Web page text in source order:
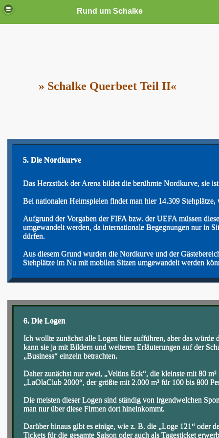
Rund um Schalke
» Schalke Querbeet Teil II«
5. Die Nordkurve
Das Herzstück der Arena bildet die berühmte Nordkurve, sie
Bei nationalen Heimspielen findet man hier 14.309
Aufgrund der Vorgaben der FIFA bzw. der UEFA müssen
umgewandelt werden, da internationale Begegnungen nur in
dürfen.
Aus diesem Grund wurden die Nordkurve und der
Stehplätze im Nu mit mobilen Sitzen umgewandelt werden
6. Die Logen
Ich wollte zunächst alle Logen hier aufführen, aber das würde
kann sie ja mit Bildern und weiteren Erläuterungen auf der
„Business“ einzeln betrachten.
Daher zunächst nur zwei, „Veltins Eck“, die kleinste mit 80
„LaOlaClub 2000“, der größte mit 2.000 m² für 100 bis 800
Die meisten dieser Logen sind ständig von irgendwelchen
man nur über diese Firmen dort hineinkommt.
Darüber hinaus gibt es einige, wie z. B. die „Loge 121“ oder
Tickets für die gesamte Saison oder auch als Tagesticket